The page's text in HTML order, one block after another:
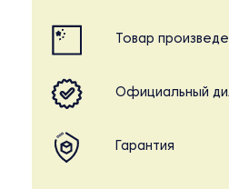
Товар
Официальный
Гарантия